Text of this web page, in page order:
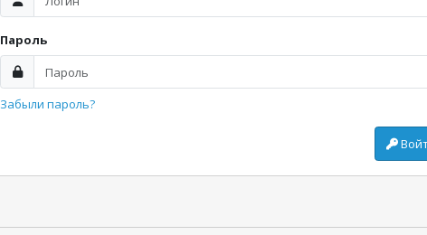
Пароль
Забыли пароль?